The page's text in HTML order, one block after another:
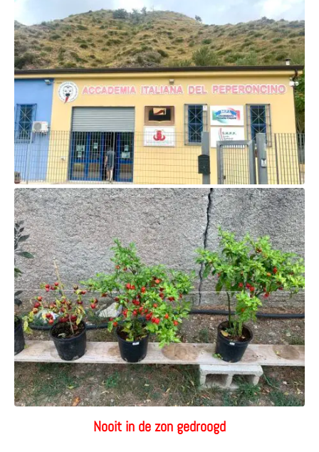
Nooit in de zon gedroogd